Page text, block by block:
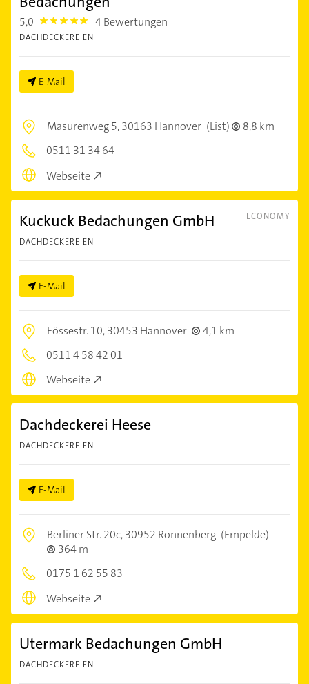
5,0 5.0 4 Bewertungen
DACHDECKEREIEN
E-Mail
Masurenweg 5,30163 Hannover (List)
8,8 km
0511 31 34 64
Webseite
ECONOMY
Kuckuck Bedachungen GmbH
DACHDECKEREIEN
E-Mail
Fössestr. 10,30453 Hannover
4,1 km
0511 4 58 42 01
Webseite
Dachdeckerei Heese
DACHDECKEREIEN
E-Mail
Berliner Str. 20c,30952 Ronnenberg (Empelde)
364 m
0175 1 62 55 83
Webseite
Utermark Bedachungen GmbH
DACHDECKEREIEN